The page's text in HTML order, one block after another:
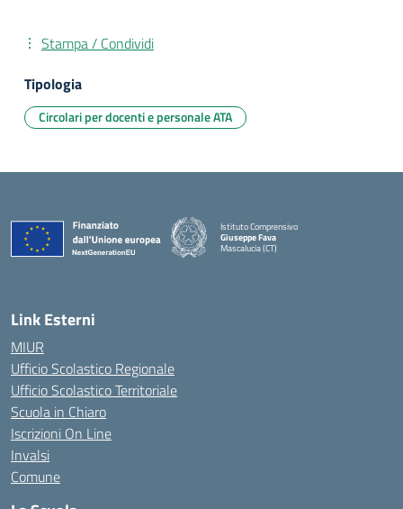
Stampa / Condividi
Tipologia
Circolari per docenti e personale ATA
Istituto Comprensivo
Giuseppe Fava
Mascalucia (CT)
Link Esterni
MIUR
Ufficio Scolastico Regionale
Ufficio Scolastico Territoriale
Scuola in Chiaro
Iscrizioni On Line
Invalsi
Comune